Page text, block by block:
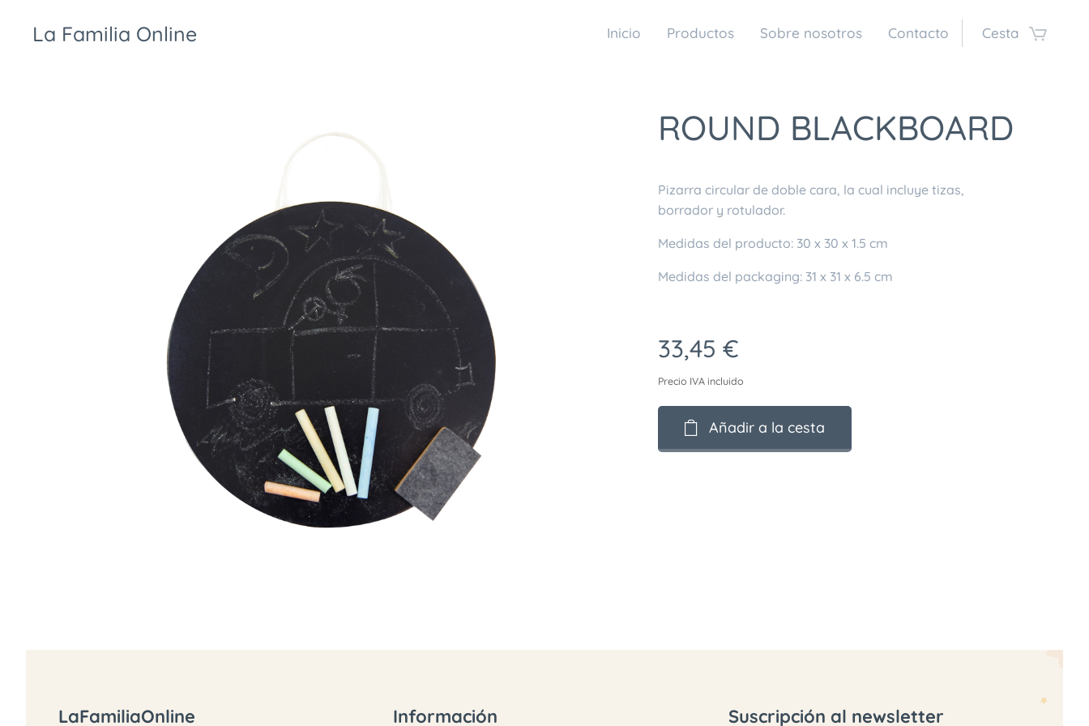
La Familia Online Inicio Productos Sobre nosotros Contacto Cesta
ROUND BLACKBOARD
Pizarra circular de doble cara, la cual incluye tizas,
borrador y rotulador.
Medidas del producto: 30 x 30 x 1.5 cm
Medidas del packaging: 31 x 31 x 6.5 cm
33,45 €
Precio IVA incluido
Añadir a la cesta
LaFamiliaOnline Información Suscripción al newsletter